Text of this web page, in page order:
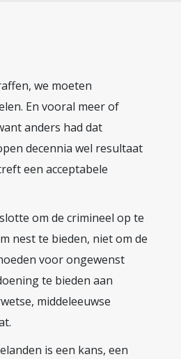
we moeten
En vooral meer of
anders had dat
decennia wel resultaat
een acceptabele
om de crimineel op te
nest te bieden, niet om de
voor ongewenst
te bieden aan
middeleeuwse
is een kans, een